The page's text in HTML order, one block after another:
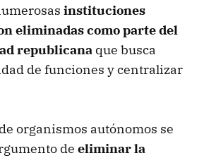
instituciones
eliminadas como parte del
republicana que busca
de funciones y centralizar
organismos autónomos se
de eliminar la